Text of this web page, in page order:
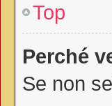
Top
Perché
Se non